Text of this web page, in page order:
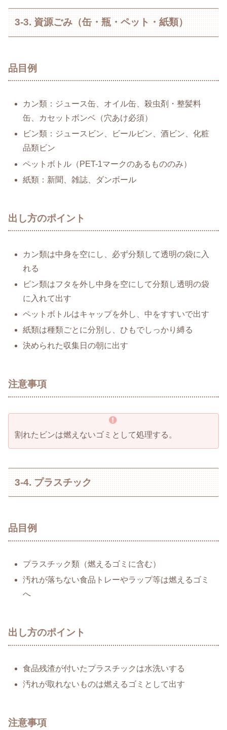
3-3. 資源ごみ（缶・瓶・ペット・紙類）
品目例
カン類：ジュース缶、オイル缶、殺虫剤・整髪料
缶、カセットボンベ（穴あけ必須）
ビン類：ジュースビン、ビールビン、酒ビン、化粧
品類ビン
ペットボトル（PET-1マークのあるもののみ）
紙類：新聞、雑誌、ダンボール
出し方のポイント
カン類は中身を空にし、必ず分類して透明の袋に入
れる
ビン類はフタを外し中身を空にして分類し透明の袋
に入れて出す
ペットボトルはキャップを外し、中をすすいで出す
紙類は種類ごとに分別し、ひもでしっかり縛る
決められた収集日の朝に出す
注意事項
割れたビンは燃えないゴミとして処理する。
3-4. プラスチック
品目例
プラスチック類（燃えるゴミに含む）
汚れが落ちない食品トレーやラップ等は燃えるゴミ
へ
出し方のポイント
食品残渣が付いたプラスチックは水洗いする
汚れが取れないものは燃えるゴミとして出す
注意事項